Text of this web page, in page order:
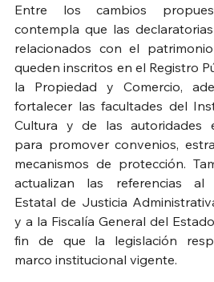
Entre los cambios
contempla que las
relacionados con el
queden inscritos en el Registro
la Propiedad y Comercio,
fortalecer las facultades del
Cultura y de las autoridades
para promover convenios,
mecanismos de protección.
actualizan las referencias al
Estatal de Justicia
y a la Fiscalía General del
fin de que la legislación
marco institucional vigente.